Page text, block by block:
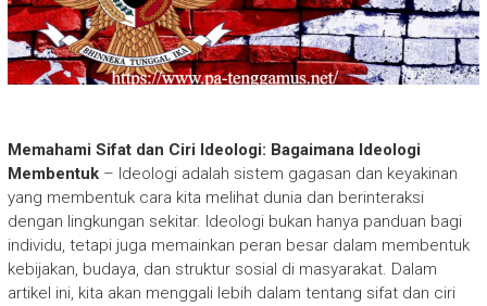
Memahami Sifat dan Ciri Ideologi: Bagaimana Ideologi
Membentuk– Ideologi adalah sistem gagasan dan keyakinan
yang membentuk cara kita melihat dunia dan berinteraksi
dengan lingkungan sekitar. Ideologi bukan hanya panduan bagi
individu, tetapi juga memainkan peran besar dalam membentuk
kebijakan, budaya, dan struktur sosial di masyarakat. Dalam
artikel ini, kita akan menggali lebih dalam tentang sifat dan ciri